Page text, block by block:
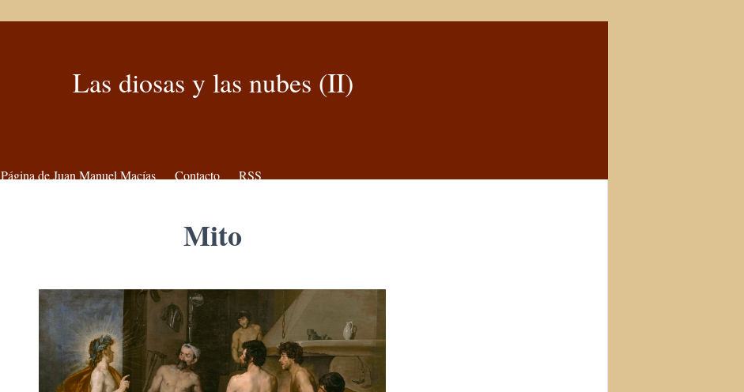
Las diosas y las nubes (II)
Página de Juan Manuel Macías Contacto RSS
Mito